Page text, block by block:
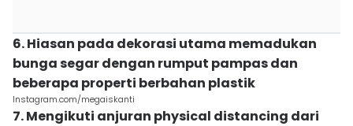
6. Hiasan pada dekorasi utama memadukan
bunga segar dengan rumput pampas dan
beberapa properti berbahan plastik
Instagram.com/megaiskanti
7. Mengikuti anjuran physical distancing dari